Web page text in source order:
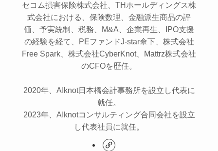
セコム損害保険株式会社、THホールディングス株
式会社における、保険数理、金融派生商品の評
価、予実統制、税務、M&A、企業再生、IPO支援
の経験を経て、PEファンドJ-star傘下、株式会社
Free Spark、株式会社CyberKnot、Mattrz株式会社
のCFOを歴任。
2020年、AIknot日本橋会計事務所を設立し代表に
就任。
2023年、AIknotコンサルティング合同会社を設立
し代表社員に就任。